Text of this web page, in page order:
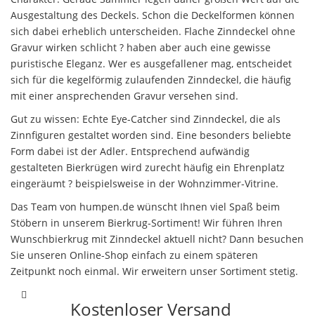
Ausgestaltung des Deckels. Schon die Deckelformen können
sich dabei erheblich unterscheiden. Flache Zinndeckel ohne
Gravur wirken schlicht ? haben aber auch eine gewisse
puristische Eleganz. Wer es ausgefallener mag, entscheidet
sich für die kegelförmig zulaufenden Zinndeckel, die häufig
mit einer ansprechenden Gravur versehen sind.
Gut zu wissen: Echte Eye-Catcher sind Zinndeckel, die als
Zinnfiguren gestaltet worden sind. Eine besonders beliebte
Form dabei ist der Adler. Entsprechend aufwändig
gestalteten Bierkrügen wird zurecht häufig ein Ehrenplatz
eingeräumt ? beispielsweise in der Wohnzimmer-Vitrine.
Das Team von humpen.de wünscht Ihnen viel Spaß beim
Stöbern in unserem Bierkrug-Sortiment! Wir führen Ihren
Wunschbierkrug mit Zinndeckel aktuell nicht? Dann besuchen
Sie unseren Online-Shop einfach zu einem späteren
Zeitpunkt noch einmal. Wir erweitern unser Sortiment stetig.
Kostenloser Versand